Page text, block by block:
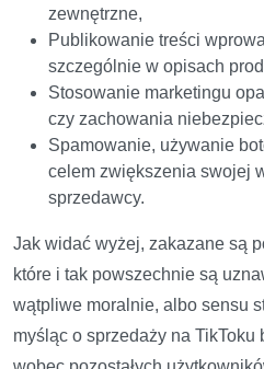
zewnętrzne,
Publikowanie treści
szczególnie w opisach
Stosowanie marketingu
czy zachowania
Spamowanie, używanie
celem zwiększenia swojej
sprzedawcy.
Jak widać wyżej, zakazane są
które i tak powszechnie są
wątpliwe moralnie, albo sensu
myśląc o sprzedaży na TikToku